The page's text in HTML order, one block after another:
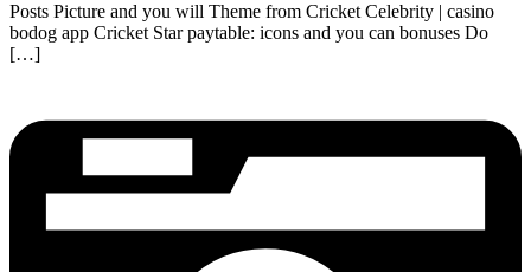
Posts Picture and you will Theme from Cricket Celebrity | casino
bodog app Cricket Star paytable: icons and you can bonuses Do
[…]